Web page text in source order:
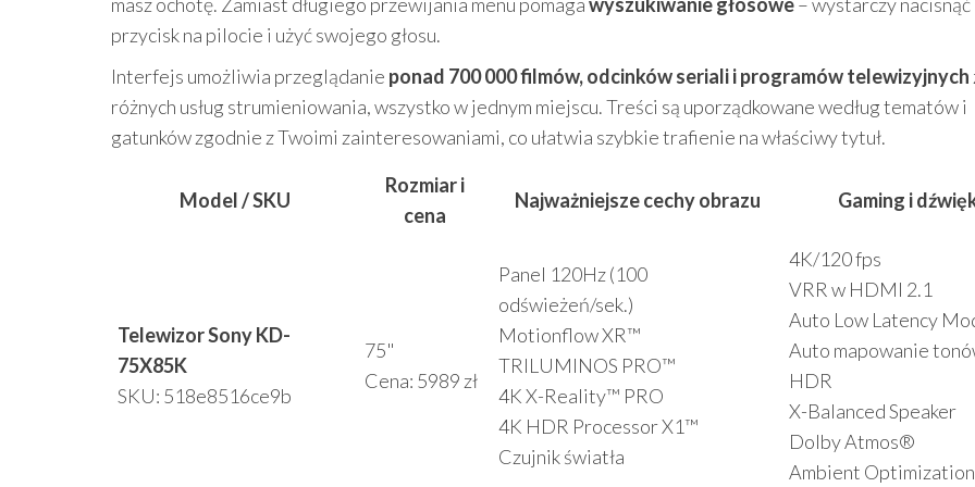
przycisk na pilocie i użyć swojego głosu.
Interfejs umożliwia przeglądanie ponad 700 000 filmów, odcinków seriali i programów telewizyjnych
różnych usług strumieniowania, wszystko w jednym miejscu. Treści są uporządkowane według tematów i
gatunków zgodnie z Twoimi zainteresowaniami, co ułatwia szybkie trafienie na właściwy tytuł.
Model / SKU
Rozmiar i
cena
Najważniejsze cechy obrazu Gaming i
Telewizor Sony KD-
75X85K
SKU: 518e8516ce9b
75"
Cena: 5989 zł
Panel 120Hz (100
odświeżeń/sek.)
Motionflow XR™
TRILUMINOS PRO™
4K X-Reality™ PRO
4K HDR Processor X1™
Czujnik światła
4K/120 fps
VRR w HDMI 2.1
Auto Low Latency
Auto mapowanie
HDR
X-Balanced Speaker
Dolby Atmos®
Ambient Optimization